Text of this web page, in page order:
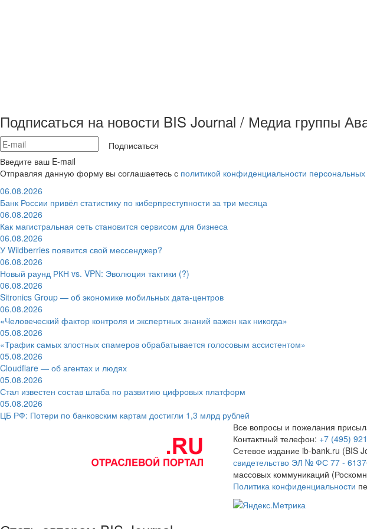
Подписаться на новости BIS Journal / Медиа группы
Подписаться
Введите ваш E-mail
Отправляя данную форму вы соглашаетесь с политикой конфиденциальности
06.08.2026
Банк России привёл статистику по киберпреступности за три месяца
06.08.2026
Как магистральная сеть становится сервисом для бизнеса
06.08.2026
У Wildberries появится свой мессенджер?
06.08.2026
Новый раунд РКН vs. VPN: Эволюция тактики (?)
06.08.2026
Sitronics Group — об экономике мобильных дата-центров
06.08.2026
«Человеческий фактор контроля и экспертных знаний важен как никогда»
05.08.2026
«Трафик самых злостных спамеров обрабатывается голосовым ассистентом»
05.08.2026
Cloudflare — об агентах и людях
05.08.2026
Стал известен состав штаба по развитию цифровых платформ
05.08.2026
ЦБ РФ: Потери по банковским картам достигли 1,3 млрд рублей
Все вопросы и пожелания
Контактный телефон: +7 (495)
Сетевое издание ib-bank.ru (BIS
свидетельство ЭЛ № ФС 77 -
массовых коммуникаций
Политика конфиденциальности